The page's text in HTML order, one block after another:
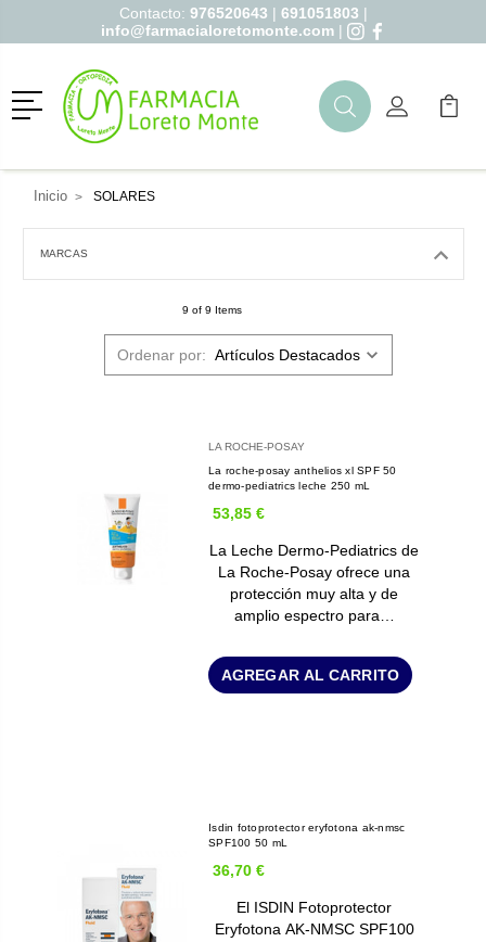
Contacto: 976520643 | 691051803 |
info@farmacialoretomonte.com|
Menú
BuscarMi Cuenta
Mi
Inicio SOLARES
MARCAS
9 of 9 Items
Ordenar por:
LA ROCHE-POSAY
La roche-posay anthelios xl SPF 50
dermo-pediatrics leche 250 mL
53,85 €
La Leche Dermo-Pediatrics de
La Roche-Posay ofrece una
protección muy alta y de
amplio espectro para…
AGREGAR AL CARRITO
Isdin fotoprotector eryfotona ak-nmsc
SPF100 50 mL
36,70 €
El ISDIN Fotoprotector
Eryfotona AK-NMSC SPF100